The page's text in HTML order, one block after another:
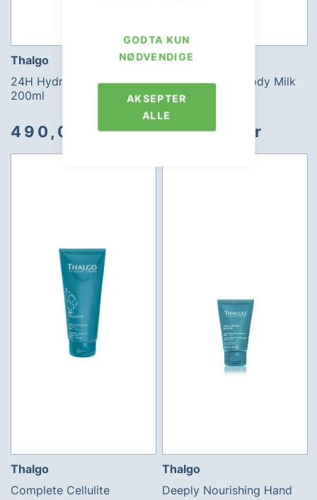
GODTA KUN
NØDVENDIGE
AKSEPTER
ALLE
Thalgo
24H Hydrating Body Milk
200ml
490,00 kr
Thalgo
24h Hydrating Body Milk
400ml
498,00 kr
Thalgo
Complete Cellulite
Thalgo
Deeply Nourishing Hand